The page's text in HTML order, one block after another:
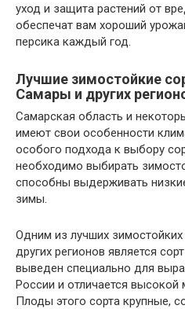
уход и защита растений от
обеспечат вам хороший
персика каждый год.
Лучшие зимостойкие
Самары и других
Самарская область и
имеют свои особенности
особого подхода к выбору
необходимо выбирать
способны выдерживать
зимы.
Одним из лучших
других регионов является
выведен специально для
России и отличается
Плоды этого сорта крупные,